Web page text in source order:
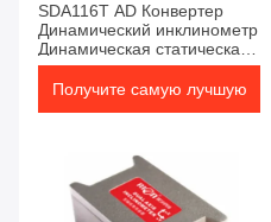
SDA116T AD Конвертер
Динамический инклинометр
Динамическая статическая
температура Modbus
Получите самую лучшую